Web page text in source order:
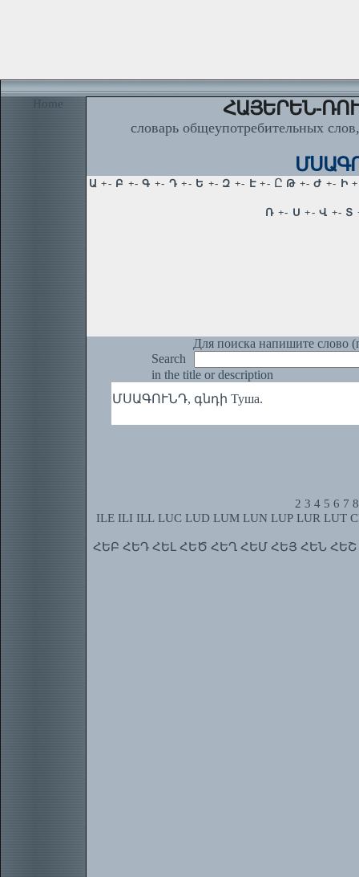
Home ՀԱՅԵՐԵՆ-
словарь общеупотребительных
Для поиска напишите слово
Search
in the title or description
ՄՍԱԳՈՒՆԴ, գնդի Туша.
2 3 4 5 6 7 8
ILE ILI ILL LUC LUD LUM LUN LUP LUR LUT
ՀԵԲ ՀԵԴ ՀԵԼ ՀԵԾ ՀԵՂ ՀԵՄ ՀԵՅ ՀԵՆ ՀԵՇ